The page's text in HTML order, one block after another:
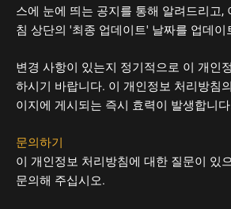
스에 눈에 띄는 공지를 통해 알려드리고,
침 상단의 '최종 업데이트' 날짜를 업데이
변경 사항이 있는지 정기적으로 이 개인
하시기 바랍니다. 이 개인정보 처리방침
이지에 게시되는 즉시 효력이 발생합니
문의하기
이 개인정보 처리방침에 대한 질문이 있
문의해 주십시오.